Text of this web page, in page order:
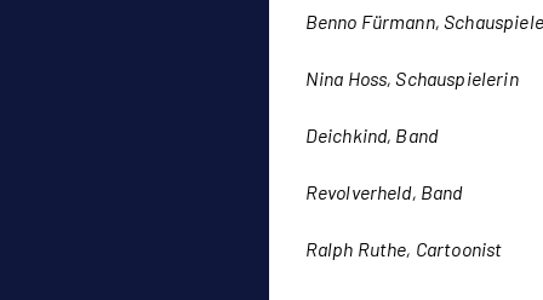
Benno Fürmann,
Nina Hoss, Schauspielerin
Deichkind, Band
Revolverheld, Band
Ralph Ruthe, Cartoonist